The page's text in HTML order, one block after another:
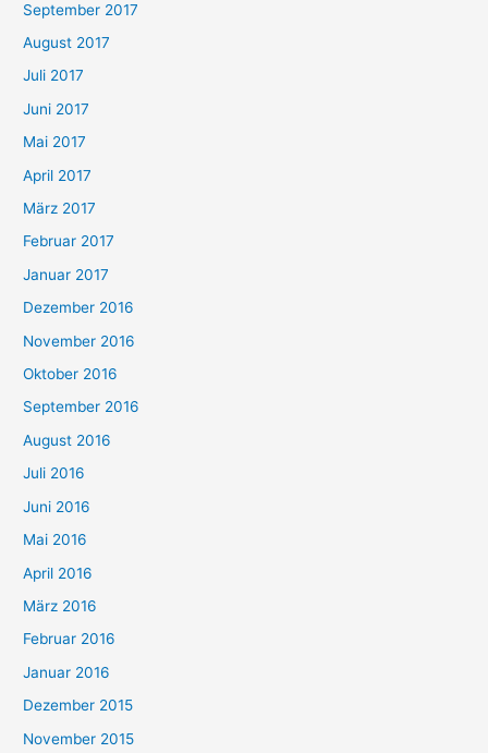
September 2017
August 2017
Juli 2017
Juni 2017
Mai 2017
April 2017
März 2017
Februar 2017
Januar 2017
Dezember 2016
November 2016
Oktober 2016
September 2016
August 2016
Juli 2016
Juni 2016
Mai 2016
April 2016
März 2016
Februar 2016
Januar 2016
Dezember 2015
November 2015